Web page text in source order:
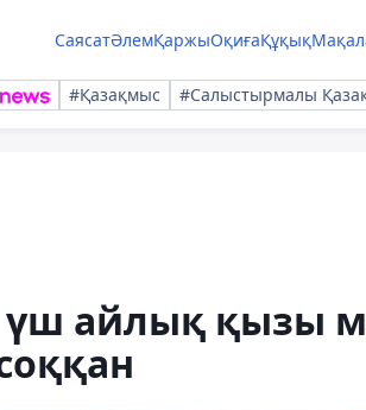
СаясатӘлемҚаржыОқиғаҚұқық
#Қазақмыс #Салыстырмалы
айлық қызы